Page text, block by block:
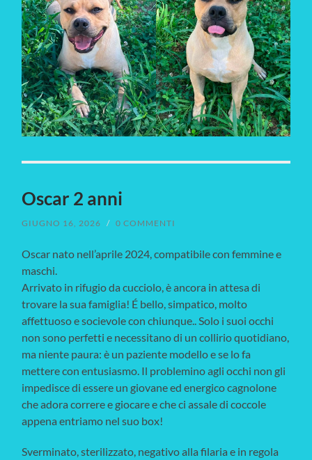
Oscar 2 anni
GIUGNO 16, 2026 / 0 COMMENTI
Oscar nato nell’aprile 2024, compatibile con femmine e
maschi.
Arrivato in rifugio da cucciolo, è ancora in attesa di
trovare la sua famiglia! É bello, simpatico, molto
affettuoso e socievole con chiunque.. Solo i suoi occhi
non sono perfetti e necessitano di un collirio quotidiano,
ma niente paura: è un paziente modello e se lo fa
mettere con entusiasmo. Il problemino agli occhi non gli
impedisce di essere un giovane ed energico cagnolone
che adora correre e giocare e che ci assale di coccole
appena entriamo nel suo box!
Sverminato, sterilizzato, negativo alla filaria e in regola